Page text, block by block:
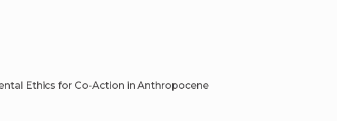
Ethics for Co-Action in Anthropocene